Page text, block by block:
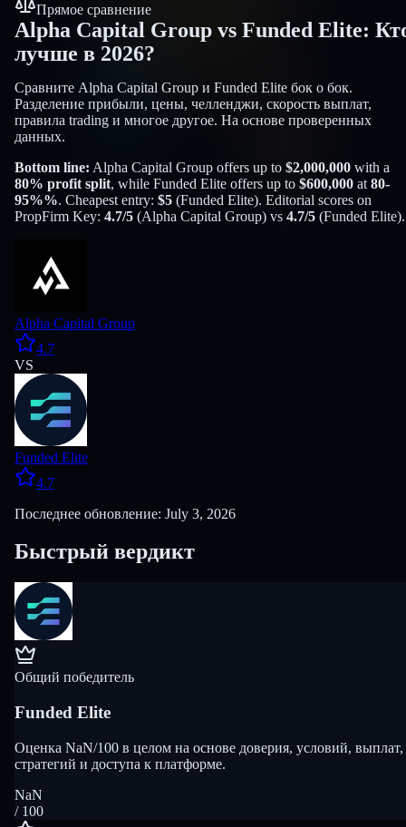
Прямое сравнение
Alpha Capital Group vs Funded Elite:
лучше в 2026?
Сравните Alpha Capital Group и Funded Elite бок о бок.
Разделение прибыли, цены, челленджи, скорость выплат,
правила trading и многое другое. На основе проверенных
данных.
Bottom line: Alpha Capital Group offers up to $2,000,000 with a
80% profit split, while Funded Elite offers up to $600,000 at 80-
95%%. Cheapest entry: $5 (Funded Elite). Editorial scores on
PropFirm Key: 4.7/5 (Alpha Capital Group) vs 4.7/5 (Funded Elite).
Alpha Capital Group
4.7
VS
Funded Elite
4.7
Последнее обновление: July 3, 2026
Быстрый вердикт
Общий победитель
Funded Elite
Оценка NaN/100 в целом на основе доверия, условий, выплат,
стратегий и доступа к платформе.
NaN
/ 100